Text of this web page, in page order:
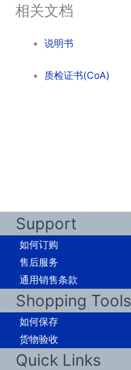
相关文档
说明书
质检证书(CoA)
Support
如何订购
售后服务
通用销售条款
Shopping Tools
如何保存
货物验收
Quick Links